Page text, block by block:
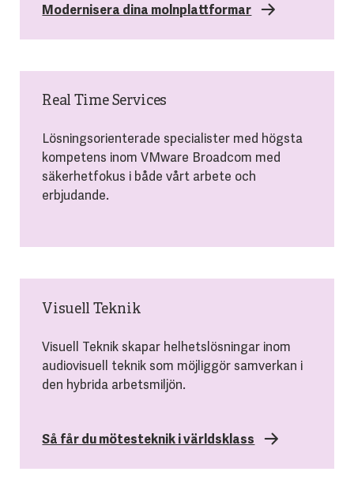
Modernisera dina molnplattformar
Real Time Services
Lösningsorienterade specialister med högsta
kompetens inom VMware Broadcom med
säkerhetfokus i både vårt arbete och
erbjudande.
Visuell Teknik
Visuell Teknik skapar helhetslösningar inom
audiovisuell teknik som möjliggör samverkan i
den hybrida arbetsmiljön.
Så får du mötesteknik i världsklass